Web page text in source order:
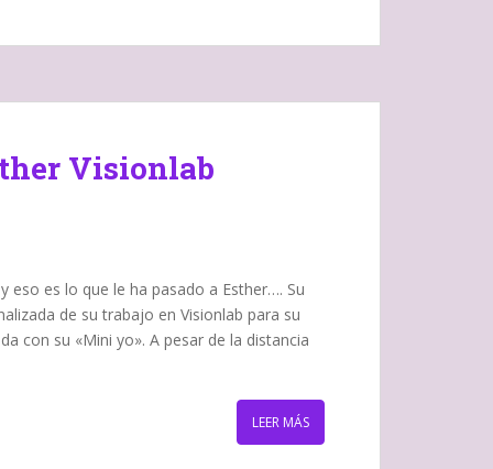
Visionlab
eso es lo que le ha pasado a Esther…. Su
de su trabajo en Visionlab para su
con su «Mini yo». A pesar de la distancia
LEER MÁS